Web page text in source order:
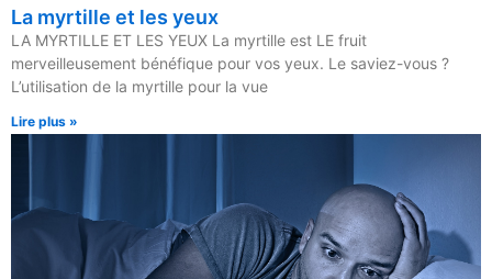
La myrtille et les yeux
LA MYRTILLE ET LES YEUX La myrtille est LE fruit
merveilleusement bénéfique pour vos yeux. Le saviez-vous ?
L’utilisation de la myrtille pour la vue
Lire plus »